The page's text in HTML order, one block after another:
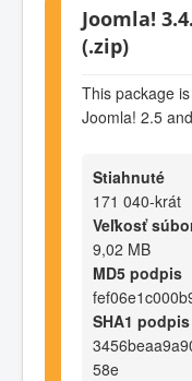
Joomla!
(.zip)
This package
Joomla! 2.5
Stiahnuté
171 040-krát
Veľkosť
9,02 MB
MD5 podpis
SHA1 podpis
58e